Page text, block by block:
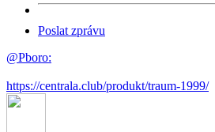
Poslat zprávu
@Pboro:
https://centrala.club/produkt/traum-1999/